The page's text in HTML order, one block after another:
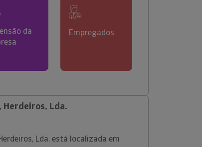
da
Empregados
Herdeiros, Lda.
Lda. está localizada em